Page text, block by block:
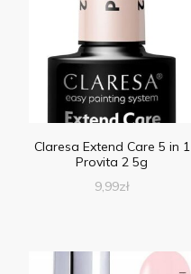
Claresa Extend Care 5 in 1
Provita 2 5g
9,99zł